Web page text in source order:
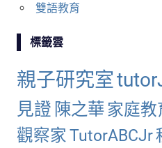
雙語教育
標籤雲
親子研究室
見證 陳之華 家庭教
觀察家 TutorABCJr